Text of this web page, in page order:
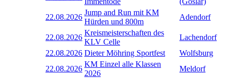
22.08.2026
Jump and Run mit KM
Hürden und 800m
Adendorf
22.08.2026
Kreismeisterschaften des
KLV Celle
Lachendorf
22.08.2026 Dieter Möhring Sportfest
Wolfsburg
22.08.2026
KM Einzel alle Klassen
2026
Meldorf